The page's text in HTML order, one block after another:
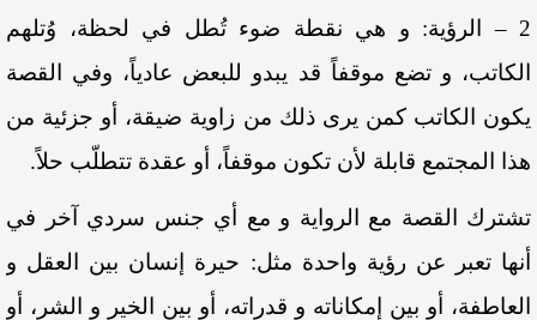
2 – الرؤية: و هي نقطة ضوء تُطل في لحظة، وُتلهم
الكاتب، و تضع موقفاً قد يبدو للبعض عادياً، وفي القصة
يكون الكاتب كمن يرى ذلك من زاوية ضيقة، أو جزئية من
هذا المجتمع قابلة لأن تكون موقفاً، أو عقدة تتطلّب حلاً.
تشترك القصة مع الرواية و مع أي جنس سردي آخر في
أنها تعبر عن رؤية واحدة مثل: حيرة إنسان بين العقل و
العاطفة، أو بين إمكاناته و قدراته، أو بين الخير و الشر، أو